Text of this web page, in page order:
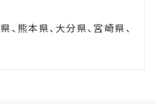
、熊本県、大分県、宮崎県、